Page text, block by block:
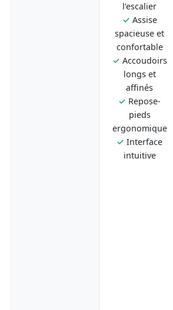
l’escalier
✓ Assise
spacieuse et
confortable
✓ Accoudoirs
longs et
affinés
✓ Repose-
pieds
ergonomique
✓ Interface
intuitive